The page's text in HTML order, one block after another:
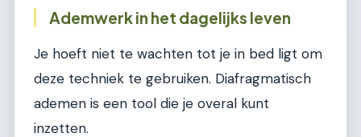
Ademwerk in het dagelijks leven
Je hoeft niet te wachten tot je in bed ligt om
deze techniek te gebruiken. Diafragmatisch
ademen is een tool die je overal kunt
inzetten.